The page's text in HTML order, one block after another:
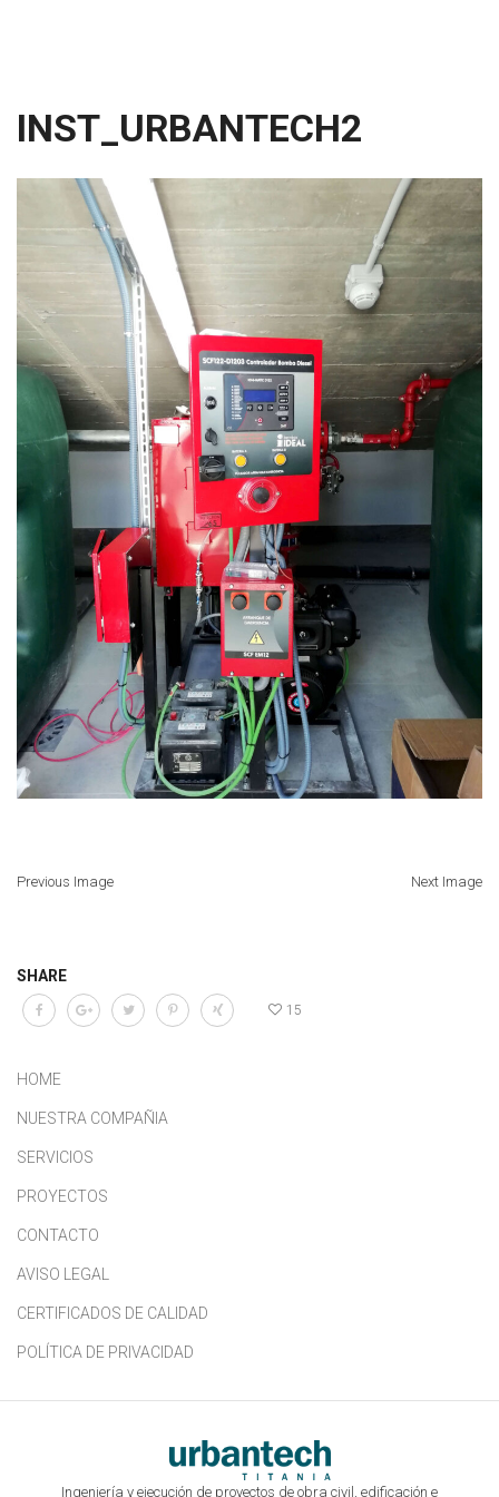
INST_URBANTECH2
Previous Image Next Image
SHARE
15
HOME
NUESTRA COMPAÑIA
SERVICIOS
PROYECTOS
CONTACTO
AVISO LEGAL
CERTIFICADOS DE CALIDAD
POLÍTICA DE PRIVACIDAD
Ingeniería y ejecución de proyectos de obra civil, edificación e